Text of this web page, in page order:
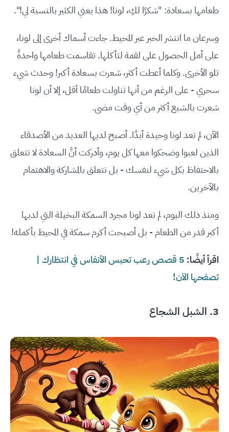
طعامها بسعادة: "شكرًا لكِ، لونا! هذا يعني الكثير بالنسبة لي!".
وسرعان ما انتشر الخبر عبر المحيط. جاءت أسماك أخرى إلى لونا،
على أمل الحصول على لقمة لتأكلها. تقاسمت طعامها واحدةً
تلو الأخرى. وكلما أعطت أكثر، شعرت بسعادة أكبر! وحدث شيء
سحري - على الرغم من أنها تناولت طعامًا أقل، إلا أن لونا
شعرت بالشبع أكثر من أي وقت مضى.
الآن، لم تعد لونا وحيدة أبدًا. أصبح لديها العديد من الأصدقاء
الذين لعبوا وضحكوا معها كل يوم، وأدركت أنَّ السعادة لا تتعلق
بالاحتفاظ بكل شيء لنفسك - بل تتعلق بالمشاركة والاهتمام
بالآخرين.
ومنذ ذلك اليوم، لم تعد لونا مجرد السمكة البخيلة التي لديها
أكبر قدر من الطعام - بل أصبحت أكرم سمكة في المحيط بأكمله!
اقرأ أيضًا:
5 قصص رعب تحبس الأنفاس في انتظارك |
تصفحها الآن!
3. الشبل الشجاع